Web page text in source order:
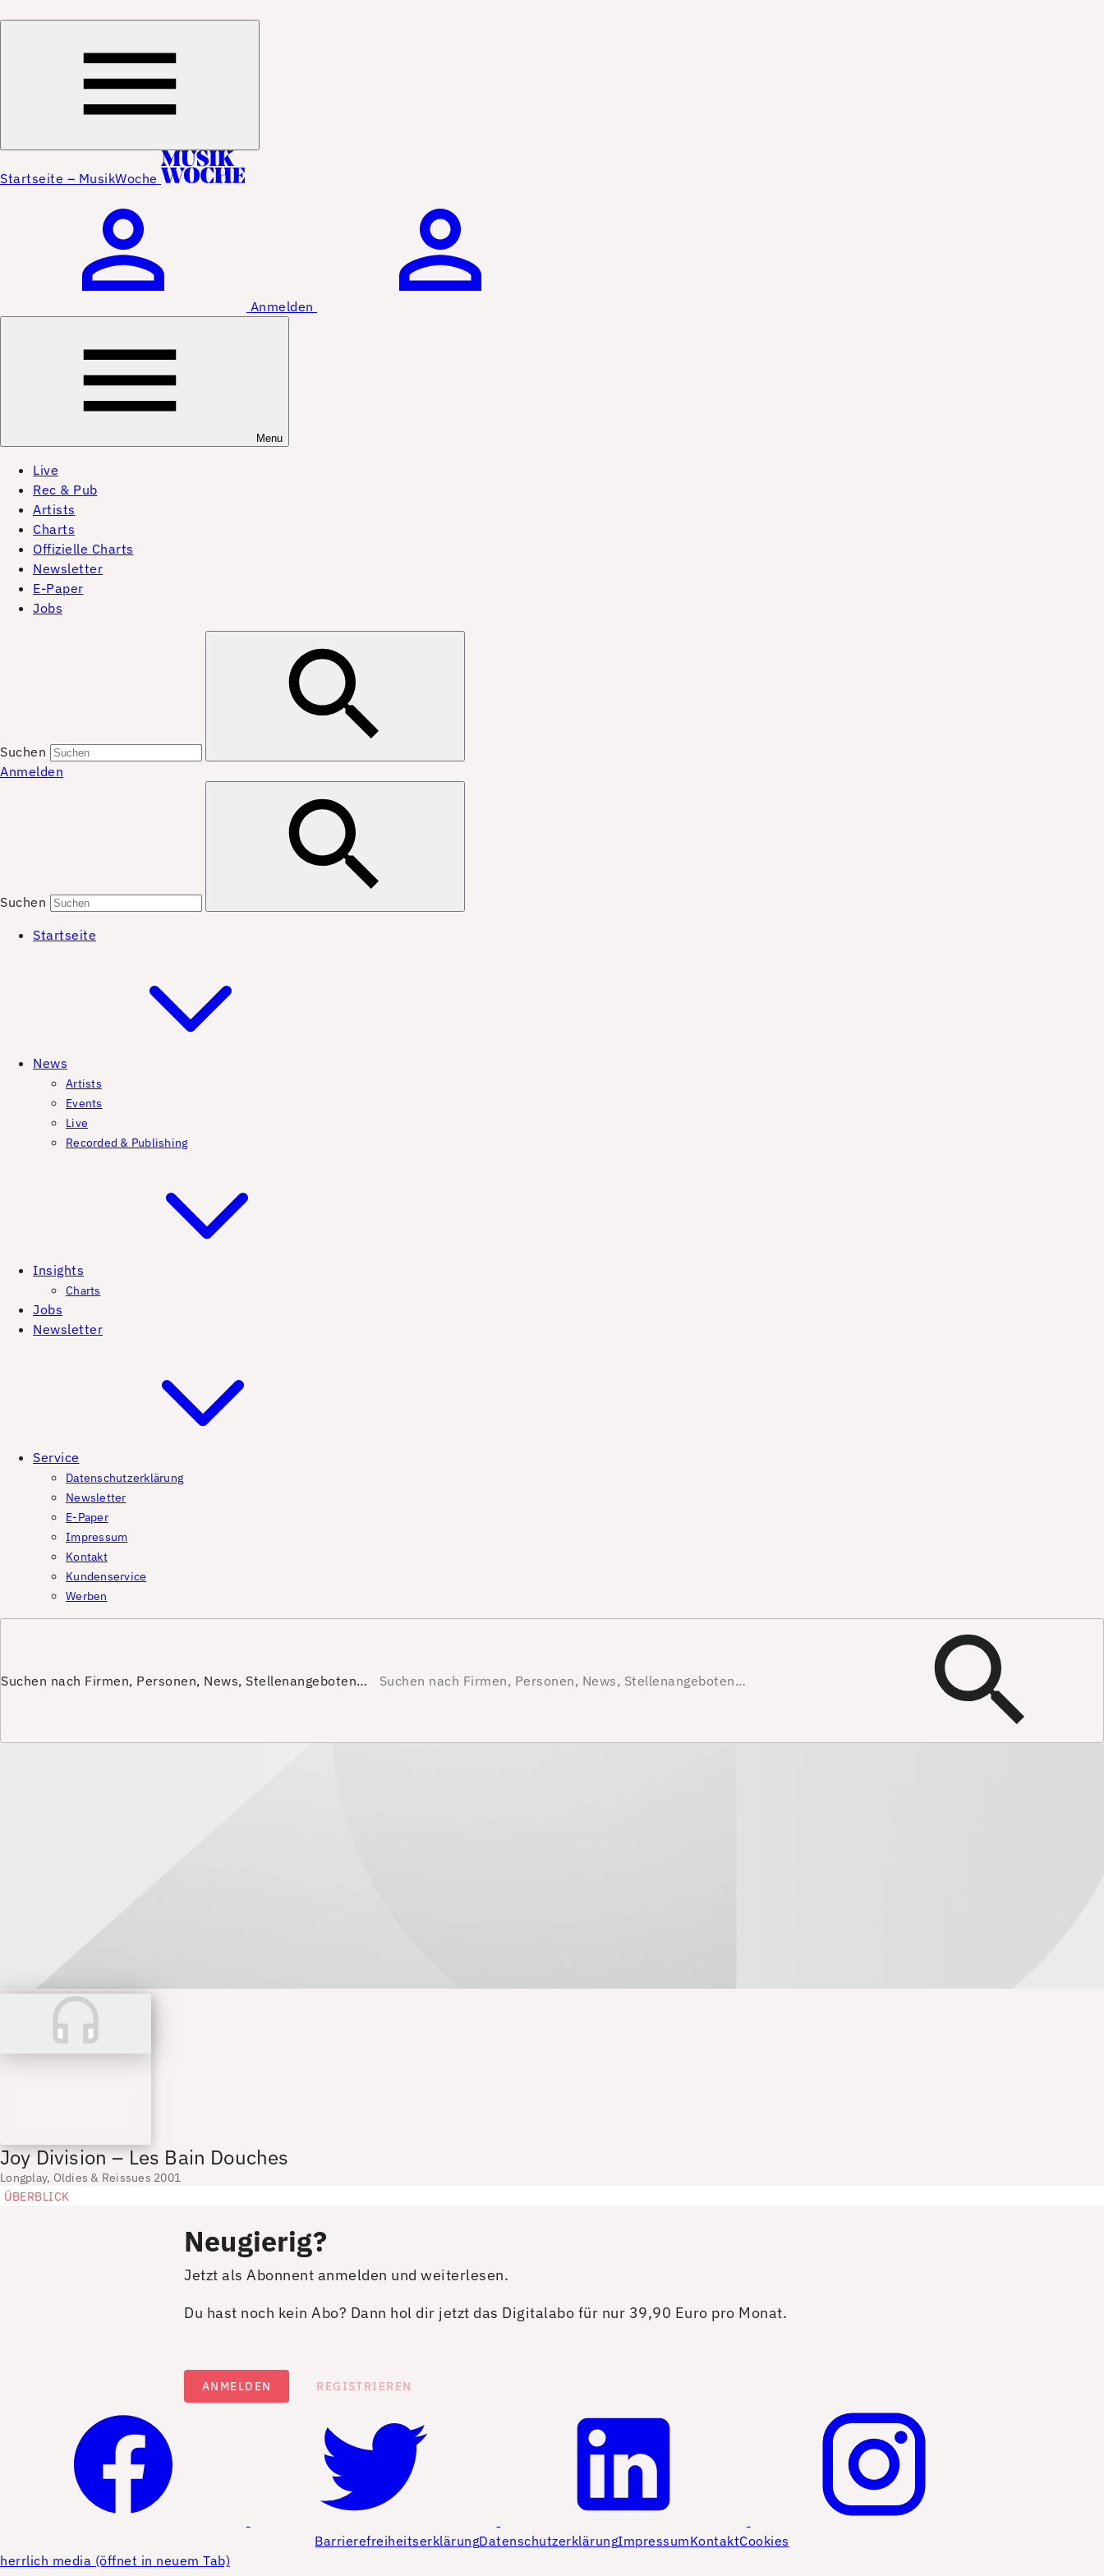
Startseite – MusikWoche
Anmelden
Menu
Live
Rec & Pub
Artists
Charts
Offizielle Charts
Newsletter
E-Paper
Jobs
Suchen
Anmelden
Suchen
Startseite
News
Artists
Events
Live
Recorded & Publishing
Insights
Charts
Jobs
Newsletter
Service
Datenschutzerklärung
Newsletter
E-Paper
Impressum
Kontakt
Kundenservice
Werben
Suchen nach Firmen, Personen, News, Stellenangeboten…
Joy Division – Les Bain Douches
Longplay, Oldies & Reissues 2001
ÜBERBLICK
Neugierig?
Jetzt als Abonnent anmelden und weiterlesen.
Du hast noch kein Abo? Dann hol dir jetzt das Digitalabo für nur 39,90 Euro pro Monat.
ANMELDEN REGISTRIEREN
BarrierefreiheitserklärungDatenschutzerklärungImpressumKontaktCookies
herrlich media (öffnet in neuem Tab)